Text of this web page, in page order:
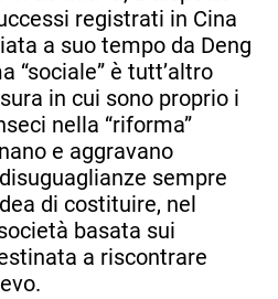
registrati in Cina
a suo tempo da Deng
“sociale” è tutt’altro
in cui sono proprio i
nella “riforma”
e aggravano
sempre
di costituire, nel
basata sui
a riscontrare